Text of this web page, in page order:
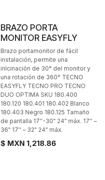
BRAZO PORTA
MONITOR EASYFLY
Brazo portamonitor de fácil
instalación, permite una
inlcinación de 30° del monitor y
una rotación de 360° TECNO
EASYFLY TECNO PRO TECNO
DUO OPTIMA SKU 180.400
180.120 180.401 180.402 Blanco
180.403 Negro 180.125 Tamaño
de pantalla 17''-30" 24" máx. 17'' –
36" 17'' – 32" 24" máx.
$ MXN 1,218.86